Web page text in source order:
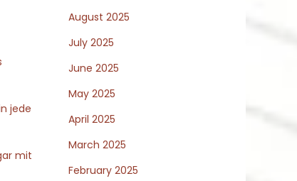
jede
mit
August 2025
July 2025
June 2025
May 2025
April 2025
March 2025
February 2025